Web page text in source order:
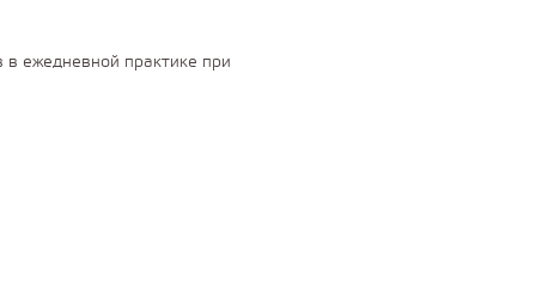
в ежедневной практике при